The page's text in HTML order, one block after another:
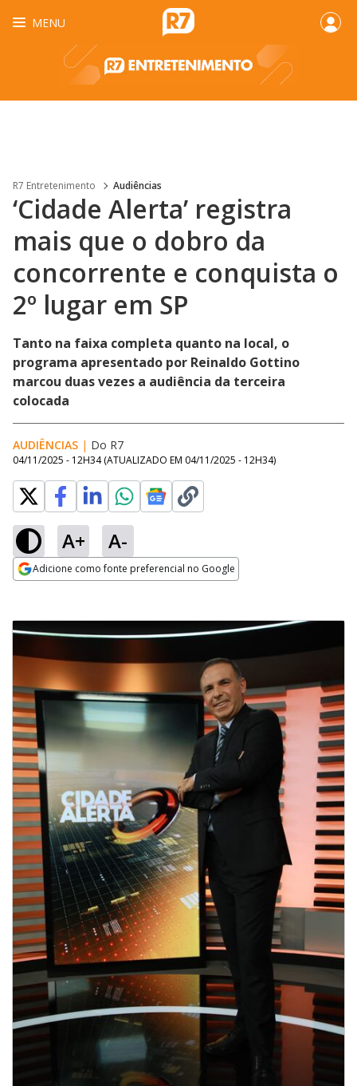
MENU
R7 Entretenimento Audiências
‘Cidade Alerta’ registra
mais que o dobro da
concorrente e conquista o
2º lugar em SP
Tanto na faixa completa quanto na local, o
programa apresentado por Reinaldo Gottino
marcou duas vezes a audiência da terceira
colocada
AUDIÊNCIAS | Do R7
04/11/2025 - 12H34 (ATUALIZADO EM 04/11/2025 - 12H34)
A+ A-
Adicione como fonte preferencial no Google